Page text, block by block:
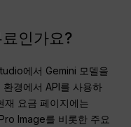
인가요?
에서 Gemini 모델을
경에서 API를 사용하
재 요금 페이지에는
Image를 비롯한 주요